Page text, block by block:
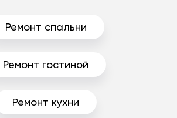
Ремонт спальни
Ремонт гостиной
Ремонт кухни